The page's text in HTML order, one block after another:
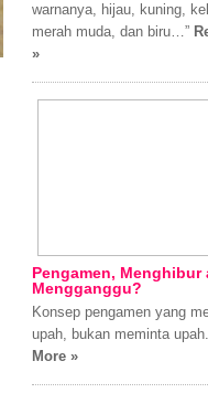
warnanya, hijau, kuning,
merah muda, dan biru…”
»
Pengamen, Menghibur
Mengganggu?
Konsep pengamen yang
upah, bukan meminta upah.
More »